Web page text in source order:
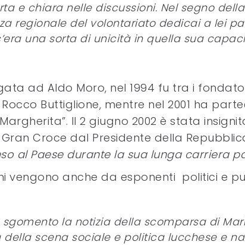
e chiara nelle discussioni. Nel segno
regionale del volontariato dedicai a lei
una sorta di unicità in quella sua
ad Aldo Moro, nel 1994 fu tra i
Buttiglione, mentre nel 2001 ha
Il 2 giugno 2002 è stata
Croce dal Presidente della
al Paese durante la sua lunga carriera
vengono anche da esponenti politici e
la notizia della scomparsa di
scena sociale e politica lucchese e